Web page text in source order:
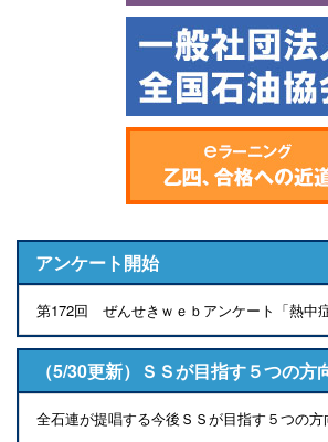
アンケート開始
第172回 ぜんせきｗｅｂアンケート「熱中
（5/30更新）ＳＳが目指す５つの方
全石連が提唱する今後ＳＳが目指す５つの方